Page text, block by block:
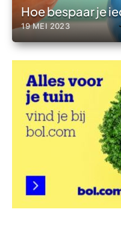
Hoe bespaar je
19 MEI 2023